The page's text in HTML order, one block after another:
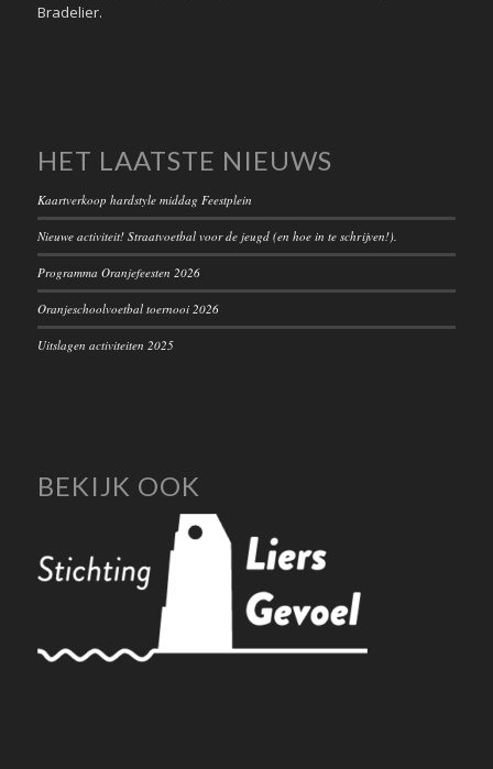
Bradelier.
HET LAATSTE NIEUWS
Kaartverkoop hardstyle middag Feestplein
Nieuwe activiteit! Straatvoetbal voor de jeugd (en hoe in te schrijven!).
Programma Oranjefeesten 2026
Oranjeschoolvoetbal toernooi 2026
Uitslagen activiteiten 2025
BEKIJK OOK